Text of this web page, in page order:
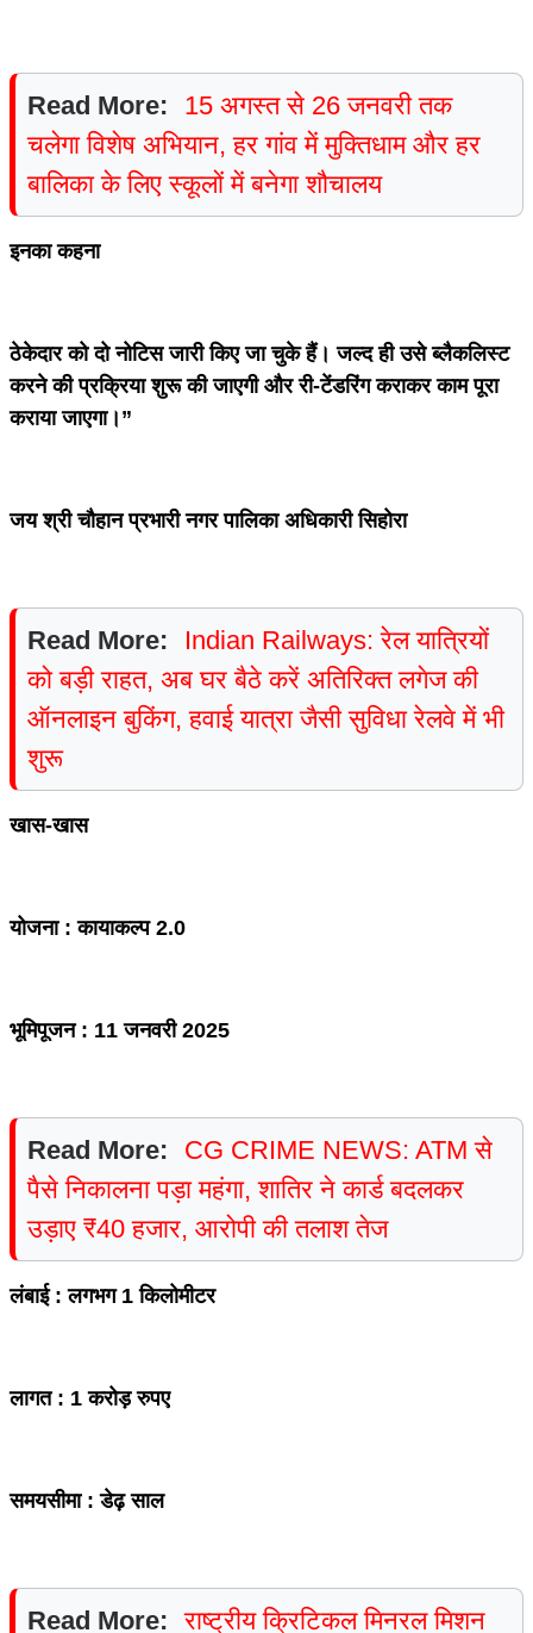
Read More:
15 अगस्त से 26 जनवरी तक
चलेगा विशेष अभियान, हर गांव में मुक्तिधाम और हर
बालिका के लिए स्कूलों में बनेगा शौचालय
इनका कहना
ठेकेदार को दो नोटिस जारी किए जा चुके हैं। जल्द ही उसे ब्लैकलिस्ट
करने की प्रक्रिया शुरू की जाएगी और री-टेंडरिंग कराकर काम पूरा
कराया जाएगा।”
जय श्री चौहान प्रभारी नगर पालिका अधिकारी सिहोरा
Read More:
Indian Railways: रेल यात्रियों
को बड़ी राहत, अब घर बैठे करें अतिरिक्त लगेज की
ऑनलाइन बुकिंग, हवाई यात्रा जैसी सुविधा रेलवे में भी
शुरू
खास-खास
योजना : कायाकल्प 2.0
भूमिपूजन : 11 जनवरी 2025
Read More:
CG CRIME NEWS: ATM से
पैसे निकालना पड़ा महंगा, शातिर ने कार्ड बदलकर
उड़ाए ₹40 हजार, आरोपी की तलाश तेज
लंबाई : लगभग 1 किलोमीटर
लागत : 1 करोड़ रुपए
समयसीमा : डेढ़ साल
Read More: राष्ट्रीय क्रिटिकल मिनरल मिशन